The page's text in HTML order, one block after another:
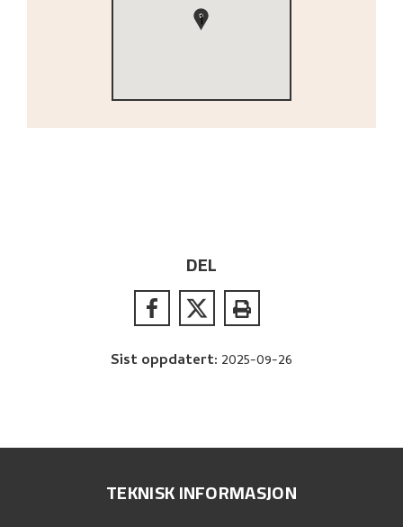
1
DEL
Sist oppdatert: 2025-09-26
TEKNISK INFORMASJON